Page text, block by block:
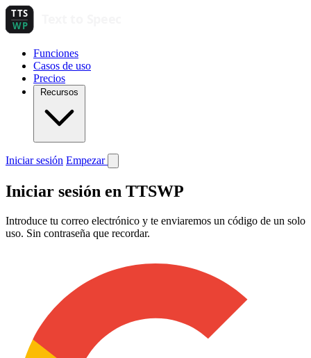
Funciones
Casos de uso
Precios
Recursos
Iniciar sesión Empezar
Iniciar sesión en TTSWP
Introduce tu correo electrónico y te enviaremos un código de un solo
uso. Sin contraseña que recordar.